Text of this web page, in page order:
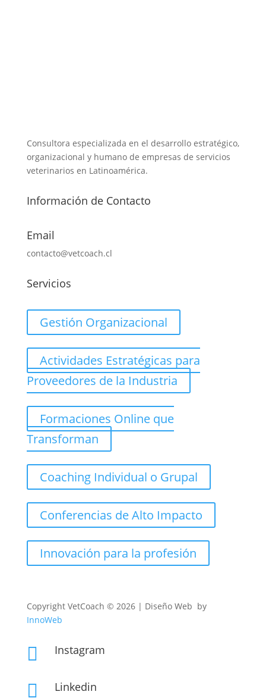
Consultora especializada en el desarrollo estratégico,
organizacional y humano de empresas de servicios
veterinarios en Latinoamérica.
Información de Contacto
Email
contacto@vetcoach.cl
Servicios
Gestión Organizacional
Actividades Estratégicas para
Proveedores de la Industria
Formaciones Online que
Transforman
Coaching Individual o Grupal
Conferencias de Alto Impacto
Innovación para la profesión
CopyrightVetCoach © 2026 | Diseño Web by
InnoWeb
 Instagram
 Linkedin